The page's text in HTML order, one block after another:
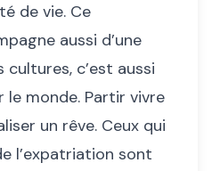
de vie. Ce
aussi d’une
c’est aussi
le monde. Partir vivre
un rêve. Ceux qui
l’expatriation sont